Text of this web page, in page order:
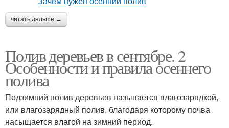
читать дальше →
Полив деревьев в сентябре. 2
Особенности и правила осеннего
полива
Подзимний полив деревьев называется влагозарядкой,
или влагозарядный полив, благодаря которому почва
насыщается влагой на зимний период.